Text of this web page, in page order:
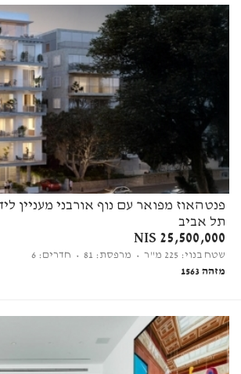
פנטהאוז מפואר עם נוף אורבני מעניין
תל אביב
25,500,000 NIS
שטח בנוי: 225 מ"ר • מרפסת: 81
• חדרים: 6
מזהה 1563